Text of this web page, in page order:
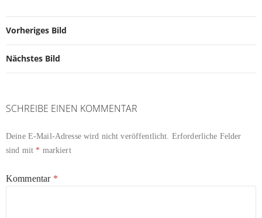
Vorheriges Bild
Nächstes Bild
SCHREIBE EINEN KOMMENTAR
Deine E-Mail-Adresse wird nicht veröffentlicht. Erforderliche Felder
sind mit* markiert
Kommentar *